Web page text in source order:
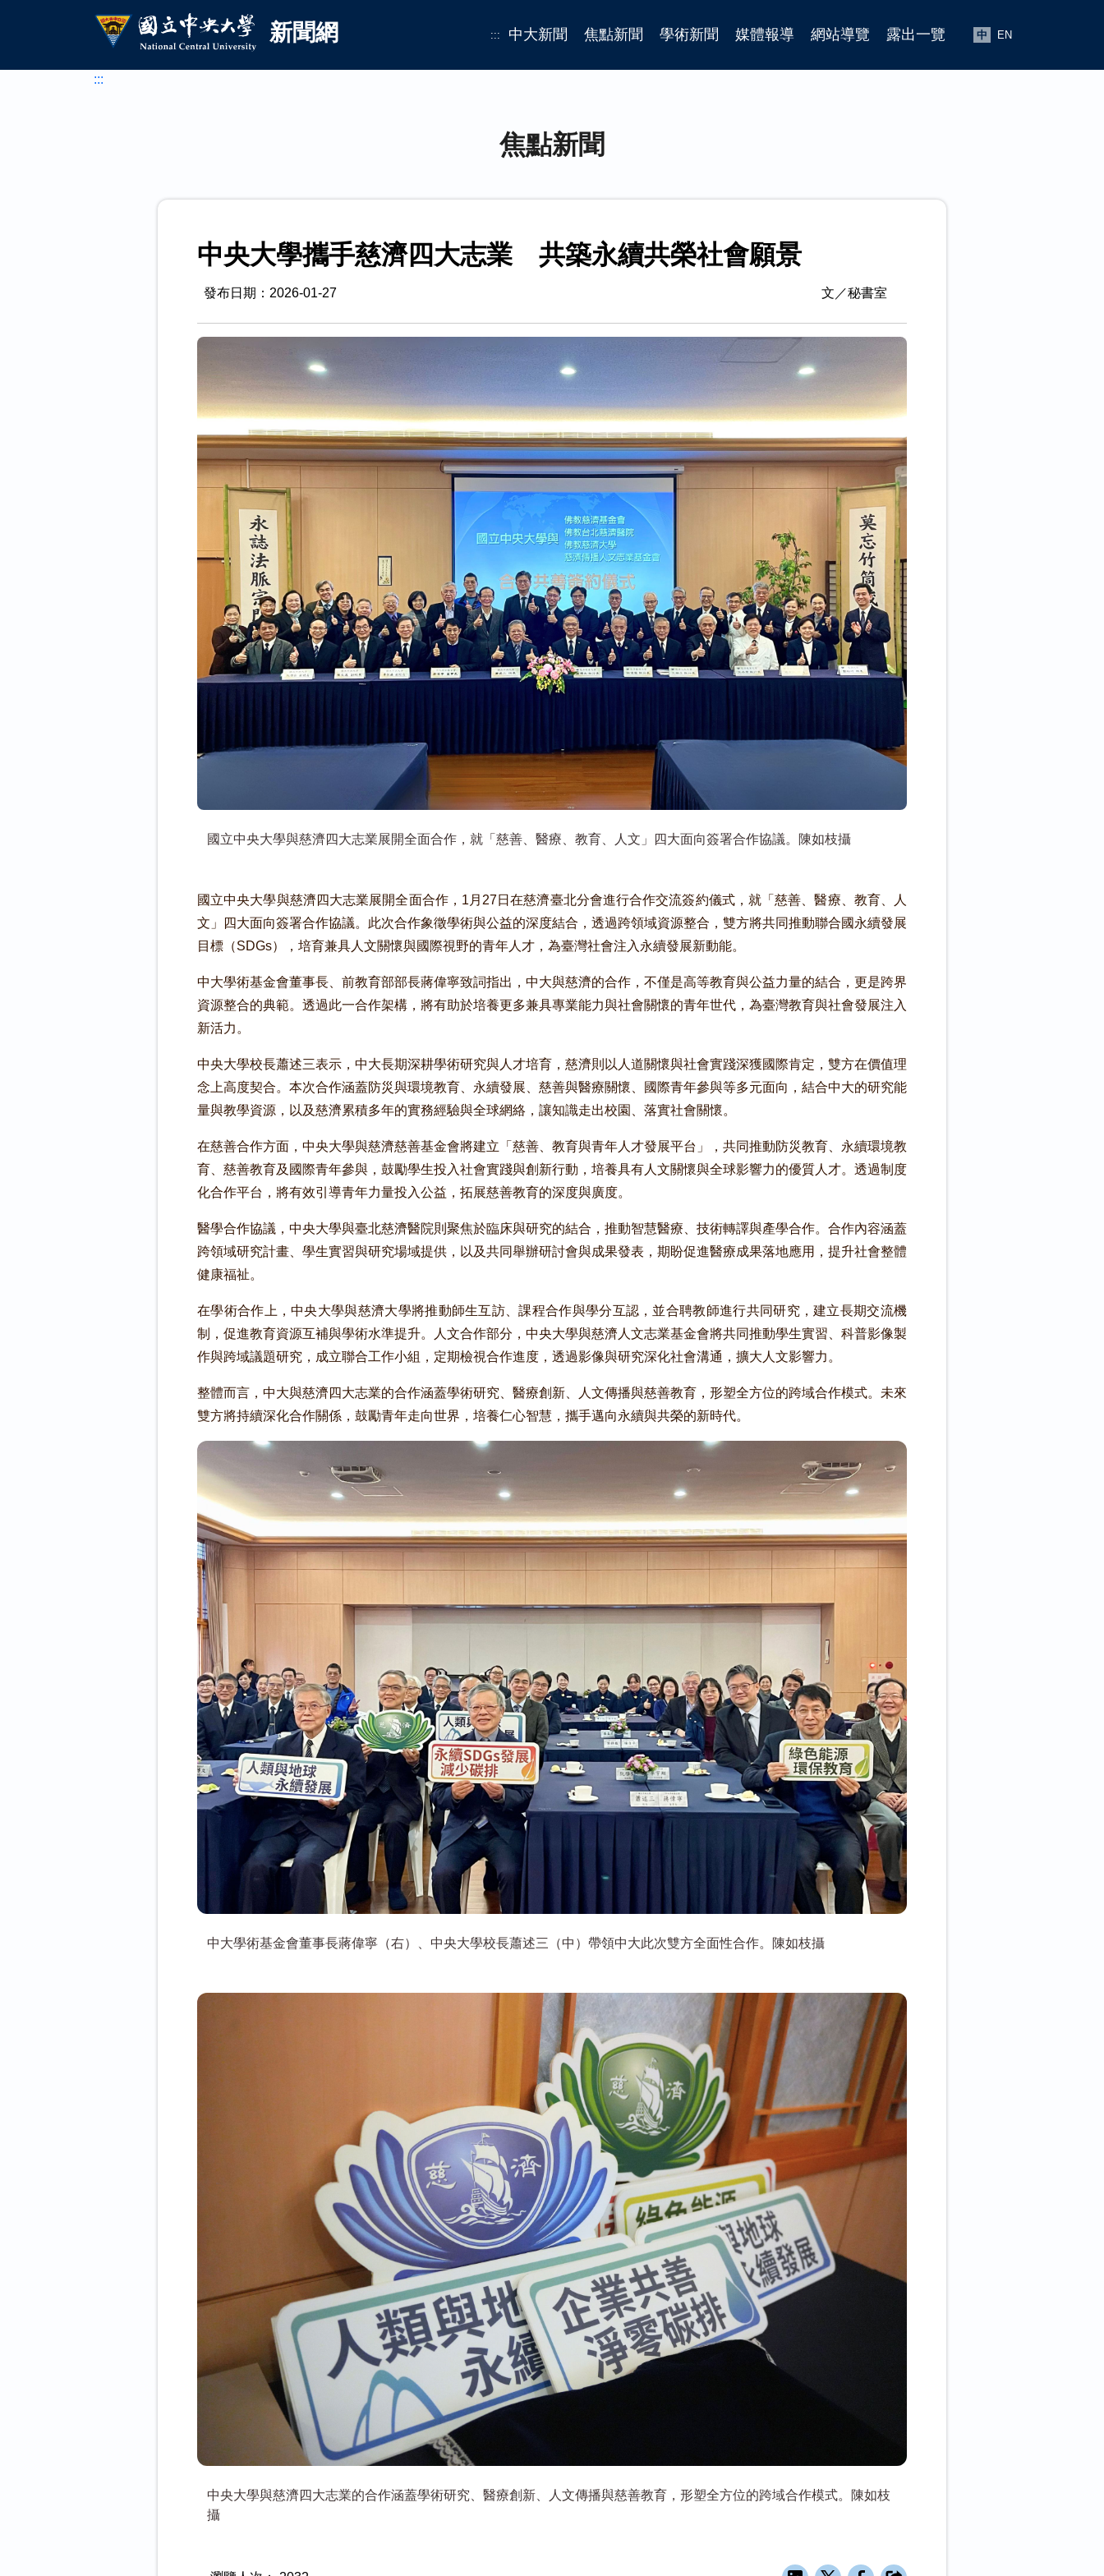
國立中央大學新聞網新聞網 ::: 中大新聞 焦點新聞 學術新聞 媒體報導 網站導覽 露出一覽 中 EN
:::
焦點新聞
中央大學攜手慈濟四大志業 共築永續共榮社會願景
發布日期：2026-01-27 文／秘書室
國立中央大學與慈濟四大志業展開全面合作，就「慈善、醫療、教育、人文」四大面向簽署合作協議。陳如枝攝
國立中央大學與慈濟四大志業展開全面合作，1月27日在慈濟臺北分會進行合作交流簽約儀式，就「慈善、醫療、教育、人
文」四大面向簽署合作協議。此次合作象徵學術與公益的深度結合，透過跨領域資源整合，雙方將共同推動聯合國永續發展
目標（SDGs），培育兼具人文關懷與國際視野的青年人才，為臺灣社會注入永續發展新動能。
中大學術基金會董事長、前教育部部長蔣偉寧致詞指出，中大與慈濟的合作，不僅是高等教育與公益力量的結合，更是跨界
資源整合的典範。透過此一合作架構，將有助於培養更多兼具專業能力與社會關懷的青年世代，為臺灣教育與社會發展注入
新活力。
中央大學校長蕭述三表示，中大長期深耕學術研究與人才培育，慈濟則以人道關懷與社會實踐深獲國際肯定，雙方在價值理
念上高度契合。本次合作涵蓋防災與環境教育、永續發展、慈善與醫療關懷、國際青年參與等多元面向，結合中大的研究能
量與教學資源，以及慈濟累積多年的實務經驗與全球網絡，讓知識走出校園、落實社會關懷。
在慈善合作方面，中央大學與慈濟慈善基金會將建立「慈善、教育與青年人才發展平台」，共同推動防災教育、永續環境教
育、慈善教育及國際青年參與，鼓勵學生投入社會實踐與創新行動，培養具有人文關懷與全球影響力的優質人才。透過制度
化合作平台，將有效引導青年力量投入公益，拓展慈善教育的深度與廣度。
醫學合作協議，中央大學與臺北慈濟醫院則聚焦於臨床與研究的結合，推動智慧醫療、技術轉譯與產學合作。合作內容涵蓋
跨領域研究計畫、學生實習與研究場域提供，以及共同舉辦研討會與成果發表，期盼促進醫療成果落地應用，提升社會整體
健康福祉。
在學術合作上，中央大學與慈濟大學將推動師生互訪、課程合作與學分互認，並合聘教師進行共同研究，建立長期交流機
制，促進教育資源互補與學術水準提升。人文合作部分，中央大學與慈濟人文志業基金會將共同推動學生實習、科普影像製
作與跨域議題研究，成立聯合工作小組，定期檢視合作進度，透過影像與研究深化社會溝通，擴大人文影響力。
整體而言，中大與慈濟四大志業的合作涵蓋學術研究、醫療創新、人文傳播與慈善教育，形塑全方位的跨域合作模式。未來
雙方將持續深化合作關係，鼓勵青年走向世界，培養仁心智慧，攜手邁向永續與共榮的新時代。
中大學術基金會董事長蔣偉寧（右）、中央大學校長蕭述三（中）帶領中大此次雙方全面性合作。陳如枝攝
中央大學與慈濟四大志業的合作涵蓋學術研究、醫療創新、人文傳播與慈善教育，形塑全方位的跨域合作模式。陳如枝
攝